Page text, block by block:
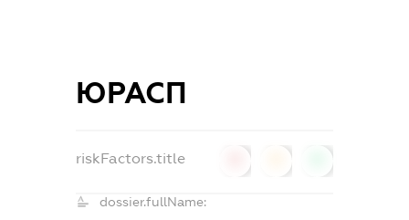
ЮРАСП
riskFactors.title
dossier.fullName: